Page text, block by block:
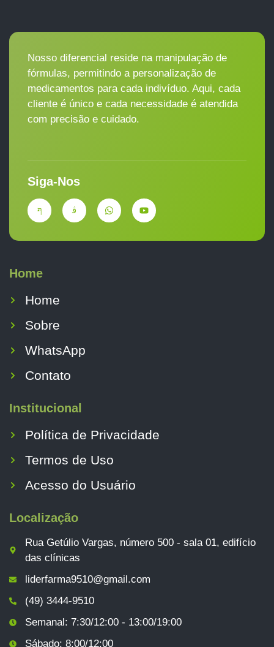
Nosso diferencial reside na manipulação de
fórmulas, permitindo a personalização de
medicamentos para cada indivíduo. Aqui, cada
cliente é único e cada necessidade é atendida
com precisão e cuidado.
Siga-Nos
Home
Home
Sobre
WhatsApp
Contato
Institucional
Política de Privacidade
Termos de Uso
Acesso do Usuário
Localização
Rua Getúlio Vargas, número 500 - sala 01, edifício
das clínicas
liderfarma9510@gmail.com
(49) 3444-9510
Semanal: 7:30/12:00 - 13:00/19:00
Sábado: 8:00/12:00